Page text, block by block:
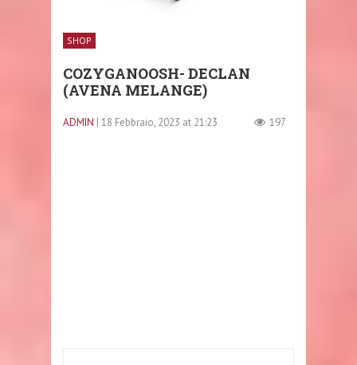
SHOP
COZYGANOOSH- DECLAN
(AVENA MELANGE)
ADMIN | 18 Febbraio, 2023 at 21:23 197